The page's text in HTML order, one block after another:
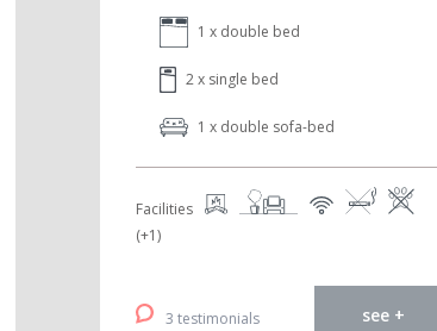
1 x double bed
2 x single bed
1 x double sofa-bed
Facilities
(+1)
3 testimonials see +